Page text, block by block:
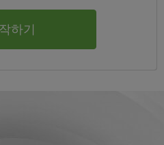
하기